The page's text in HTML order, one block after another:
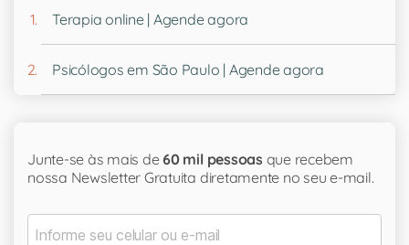
Terapia online | Agende agora
Psicólogos em São Paulo | Agende agora
Junte-se às mais de60 mil pessoas que recebem
nossa Newsletter Gratuita diretamente no seu e-mail.